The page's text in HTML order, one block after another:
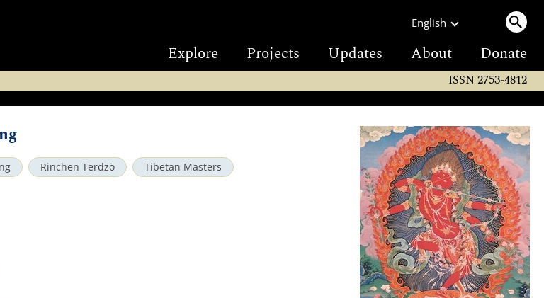
English
Explore Projects Updates About Donate
ISSN 2753-4812
Rinchen Terdzö
Tibetan Masters